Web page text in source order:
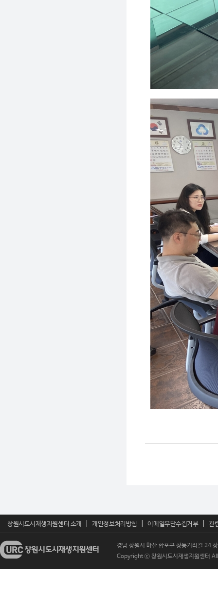
창원시도시재생지원센터 소개 개인정보처리방침 이메일무단수집거부 관
경남 창원시 마산 합포구 창동거리길
Copyright ⓒ 창원시도시재생지원센터